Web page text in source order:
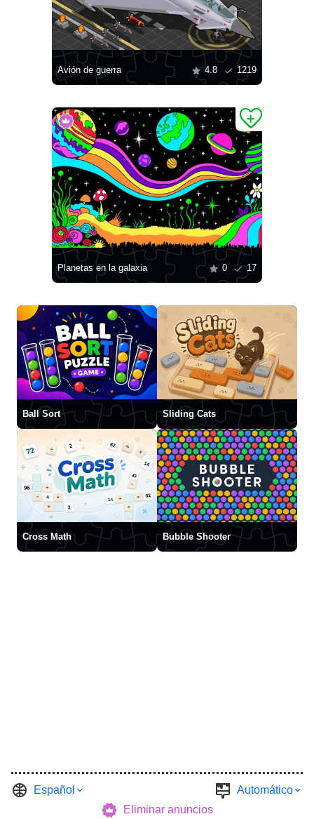
Avión de guerra 4.8 1219
Planetas en la galaxia 0 17
Ball Sort Sliding Cats
Cross Math Bubble Shooter
Español
Automático
Eliminar anuncios